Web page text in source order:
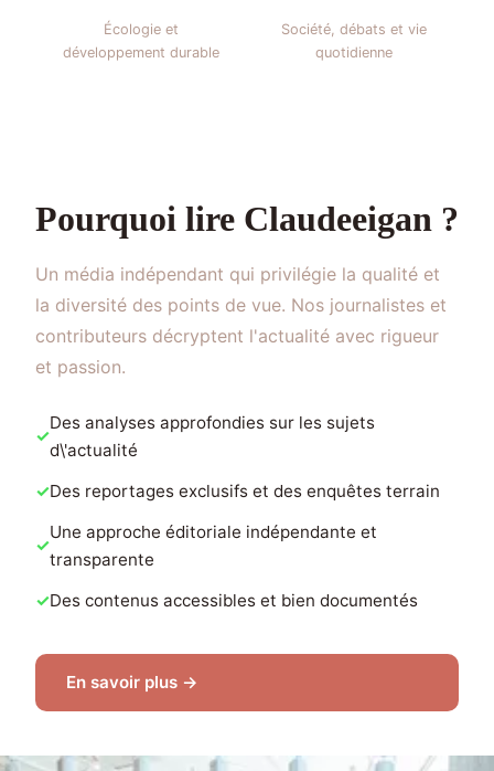
Écologie et
développement durable
Société, débats et vie
quotidienne
Pourquoi lire Claudeeigan ?
Un média indépendant qui privilégie la qualité et
la diversité des points de vue. Nos journalistes et
contributeurs décryptent l'actualité avec rigueur
et passion.
Des analyses approfondies sur les sujets
d\'actualité
Des reportages exclusifs et des enquêtes terrain
Une approche éditoriale indépendante et
transparente
Des contenus accessibles et bien documentés
En savoir plus →